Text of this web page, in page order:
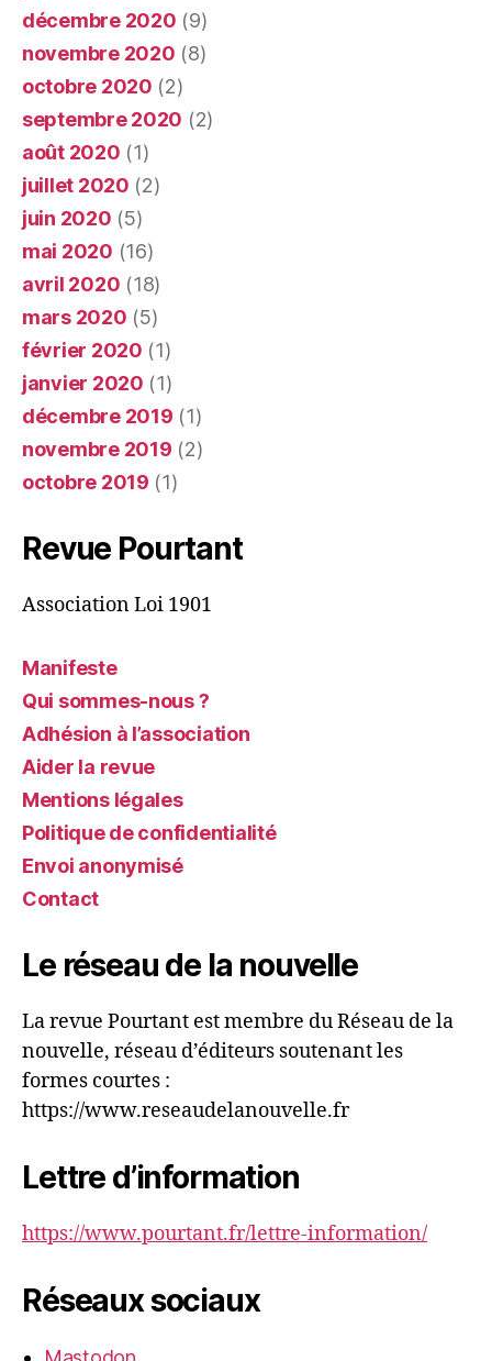
décembre 2020 (9)
novembre 2020 (8)
octobre 2020 (2)
septembre 2020 (2)
août 2020 (1)
juillet 2020 (2)
juin 2020 (5)
mai 2020 (16)
avril 2020 (18)
mars 2020 (5)
février 2020 (1)
janvier 2020 (1)
décembre 2019 (1)
novembre 2019 (2)
octobre 2019 (1)
Revue Pourtant
Association Loi 1901
Manifeste
Qui sommes-nous ?
Adhésion à l’association
Aider la revue
Mentions légales
Politique de confidentialité
Envoi anonymisé
Contact
Le réseau de la nouvelle
La revue Pourtant est membre du Réseau de la
nouvelle, réseau d’éditeurs soutenant les
formes courtes :
https://www.reseaudelanouvelle.fr
Lettre d’information
https://www.pourtant.fr/lettre-information/
Réseaux sociaux